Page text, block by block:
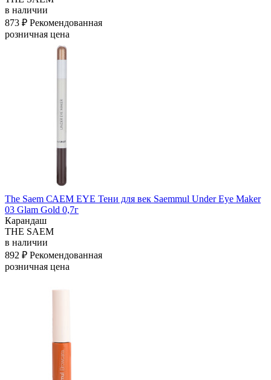
в наличии
873 ₽ Рекомендованная
розничная цена
The Saem САЕМ EYE Тени для век Saemmul Under Eye Maker
03 Glam Gold 0,7г
Карандаш
THE SAEM
в наличии
892 ₽ Рекомендованная
розничная цена